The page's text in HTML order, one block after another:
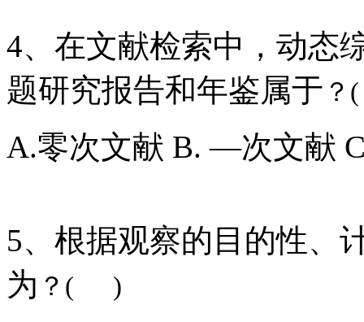
4、在文献检索中，动态
题研究报告和年鉴属于
A.零次文献 B. —次文献
5、根据观察的目的性、
为 ？( )